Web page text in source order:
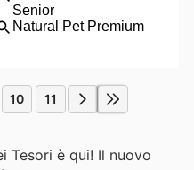
10 11
Tesori è qui! Il nuovo